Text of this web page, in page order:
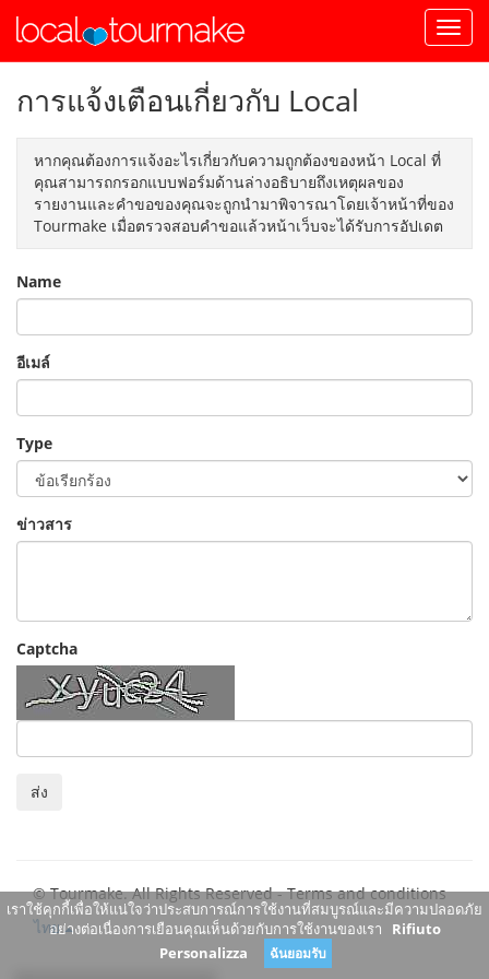
การแจ้งเตือนเกี่ยวกับ Local
หากคุณต้องการแจ้งอะไรเกี่ยวกับความถูกต้องของหน้า Local ที่
คุณสามารถกรอกแบบฟอร์มด้านล่างอธิบายถึงเหตุผลของ
รายงานและคำขอของคุณจะถูกนำมาพิจารณาโดยเจ้าหน้าที่ของ
Tourmake เมื่อตรวจสอบคำขอแล้วหน้าเว็บจะได้รับการอัปเดต
Name
อีเมล์
Type
ข่าวสาร
Captcha
ส่ง
© Tourmake. All Rights Reserved -Terms and conditions
ไทย
เราใช้คุกกี้เพื่อให้แน่ใจว่าประสบการณ์การใช้งานที่สมบูรณ์และมีความปลอดภัย
อย่างต่อเนื่องการเยือนคุณเห็นด้วยกับการใช้งานของเรา Rifiuto
Personalizza
ฉันยอมรับ